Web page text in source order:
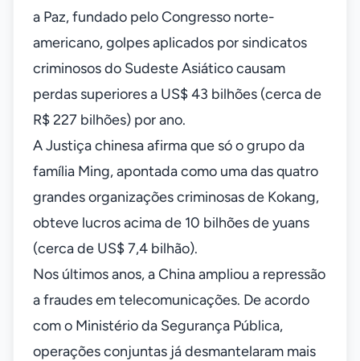
a Paz, fundado pelo Congresso norte-
americano, golpes aplicados por sindicatos
criminosos do Sudeste Asiático causam
perdas superiores a US$ 43 bilhões (cerca de
R$ 227 bilhões) por ano.
A Justiça chinesa afirma que só o grupo da
família Ming, apontada como uma das quatro
grandes organizações criminosas de Kokang,
obteve lucros acima de 10 bilhões de yuans
(cerca de US$ 7,4 bilhão).
Nos últimos anos, a China ampliou a repressão
a fraudes em telecomunicações. De acordo
com o Ministério da Segurança Pública,
operações conjuntas já desmantelaram mais